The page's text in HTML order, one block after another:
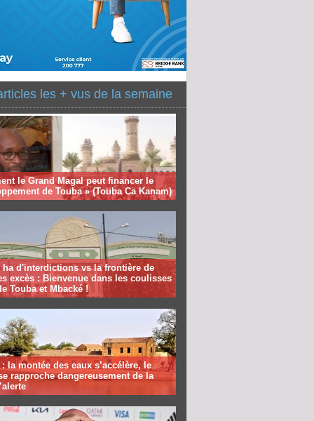
les + vus de la semaine
le Grand Magal peut financer le
de Touba » (Touba Ca Kanam)
ha d'interdictions vs la frontière de
excès : Bienvenue dans les coulisses
Touba et Mbacké !
la montée des eaux s’accélère, le
rapproche dangereusement de la